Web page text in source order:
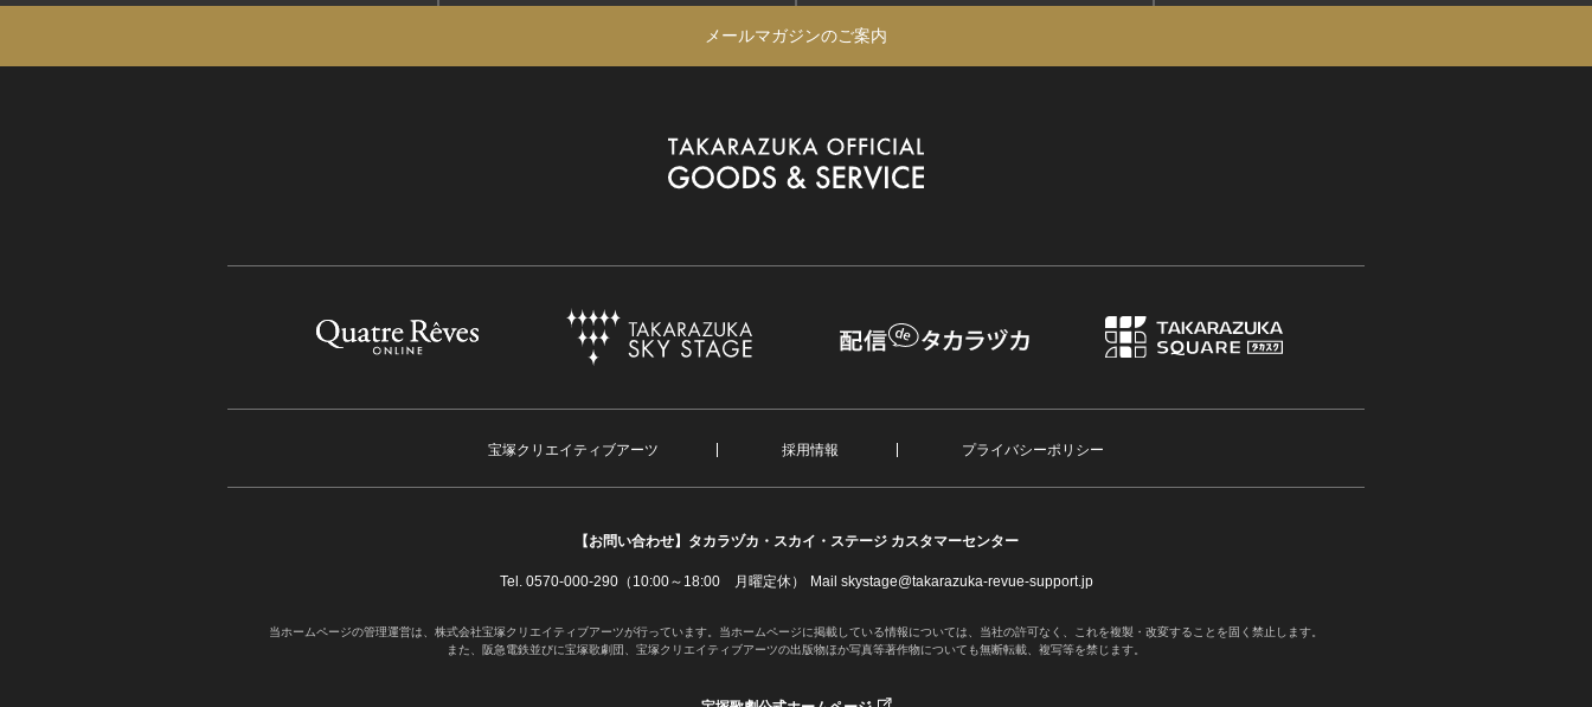
メールマガジンのご案内
宝塚クリエイティブアーツ 採用情報 プライバシーポリシー
【お問い合わせ】 タカラヅカ・スカイ・ステージ カスタマーセンター
Tel. 0570-000-290（10:00～18:00 月曜定休） Mail skystage@takarazuka-revue-support.jp
当ホームページの管理運営は、株式会社宝塚クリエイティブアーツが行っています。当ホームページに掲載している情報については、当社の許可なく、これを複製・改変することを固く禁止します。
また、阪急電鉄並びに宝塚歌劇団、宝塚クリエイティブアーツの出版物ほか写真等著作物についても無断転載、複写等を禁じます。